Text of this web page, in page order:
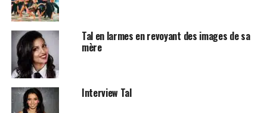
SUJETS ASSOCIÉS: TAL
Tal en larmes en revoyant des images de sa
mère
Interview Tal